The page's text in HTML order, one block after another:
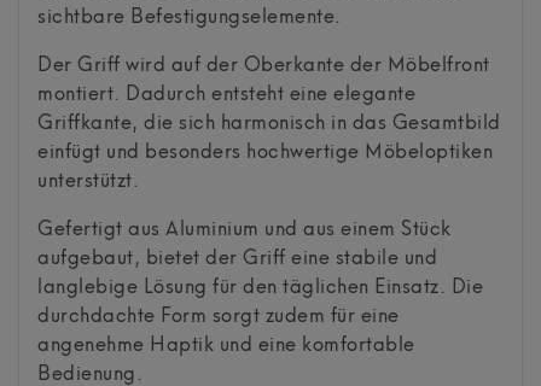
sichtbare Befestigungselemente.
Der Griff wird auf der Oberkante der Möbelfront
montiert. Dadurch entsteht eine elegante
Griffkante, die sich harmonisch in das Gesamtbild
einfügt und besonders hochwertige Möbeloptiken
unterstützt.
Gefertigt aus Aluminium und aus einem Stück
aufgebaut, bietet der Griff eine stabile und
langlebige Lösung für den täglichen Einsatz. Die
durchdachte Form sorgt zudem für eine
angenehme Haptik und eine komfortable
Bedienung.